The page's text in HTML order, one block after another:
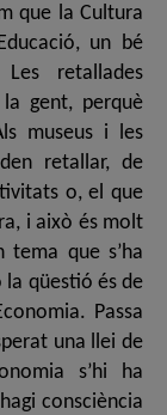
que la Cultura
un bé
retallades
gent, perquè
museus i les
retallar, de
o, el que
i això és molt
tema que s’ha
la qüestió és de
Passa
una llei de
s’hi ha
consciència